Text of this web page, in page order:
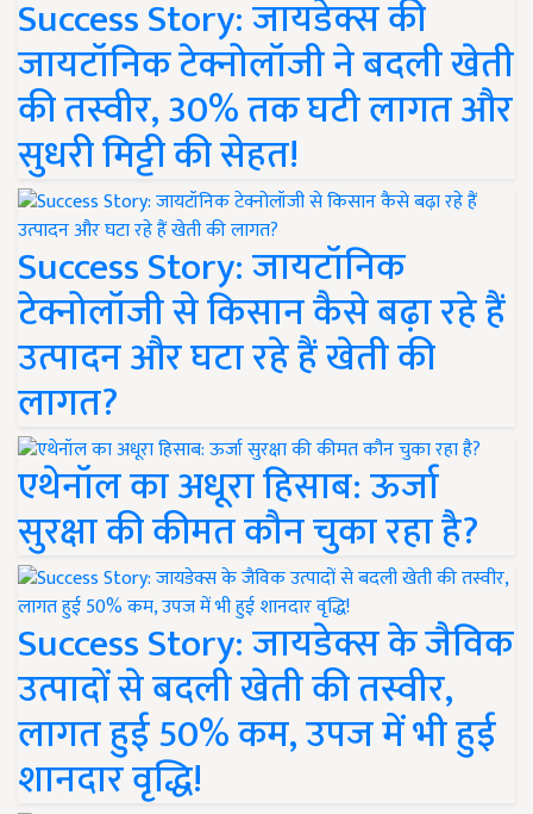
Success Story: जायडेक्स की
जायटॉनिक टेक्नोलॉजी ने बदली खेती
की तस्वीर, 30% तक घटी लागत और
सुधरी मिट्टी की सेहत!
Success Story: जायटॉनिक
टेक्नोलॉजी से किसान कैसे बढ़ा रहे हैं
उत्पादन और घटा रहे हैं खेती की
लागत?
एथेनॉल का अधूरा हिसाब: ऊर्जा
सुरक्षा की कीमत कौन चुका रहा है?
Success Story: जायडेक्स के जैविक
उत्पादों से बदली खेती की तस्वीर,
लागत हुई 50% कम, उपज में भी हुई
शानदार वृद्धि!